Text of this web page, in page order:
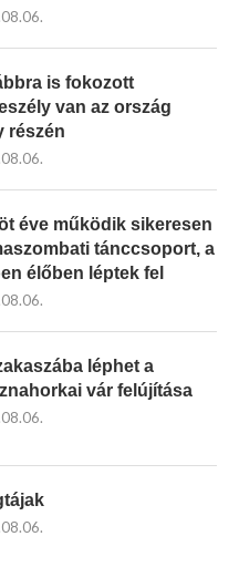
is fokozott
van az ország
részén
éve működik sikeresen
tánccsoport, a
élőben léptek fel
léphet a
vár felújítása